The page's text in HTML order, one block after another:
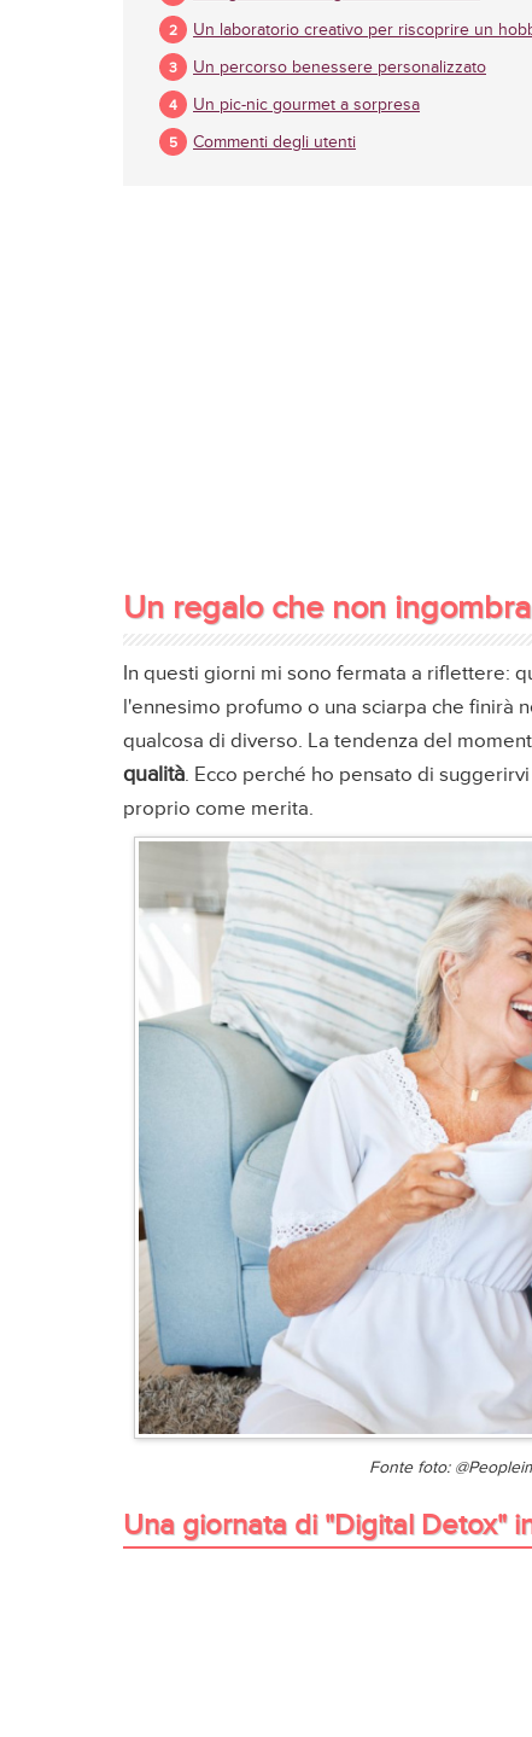
Un laboratorio creativo per riscoprire un
Un percorso benessere personalizzato
Un pic-nic gourmet a sorpresa
Commenti degli utenti
Un regalo che non
In questi giorni mi sono fermata a riflettere:
l'ennesimo profumo o una sciarpa che finirà
qualcosa di diverso. La tendenza del
qualità. Ecco perché ho pensato di
proprio come merita.
Fonte foto:
Una giornata di "Digital Detox"